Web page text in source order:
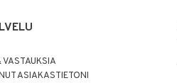
ASIAKASTIETONI